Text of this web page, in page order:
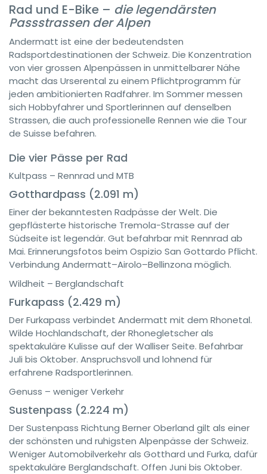
Rad und E-Bike – die legendärsten
Passstrassen der Alpen
Andermatt ist eine der bedeutendsten
Radsportdestinationen der Schweiz. Die Konzentration
von vier grossen Alpenpässen in unmittelbarer Nähe
macht das Urserental zu einem Pflichtprogramm für
jeden ambitionierten Radfahrer. Im Sommer messen
sich Hobbyfahrer und Sportlerinnen auf denselben
Strassen, die auch professionelle Rennen wie die Tour
de Suisse befahren.
Die vier Pässe per Rad
Kultpass – Rennrad und MTB
Gotthardpass (2.091 m)
Einer der bekanntesten Radpässe der Welt. Die
gepflästerte historische Tremola-Strasse auf der
Südseite ist legendär. Gut befahrbar mit Rennrad ab
Mai. Erinnerungsfotos beim Ospizio San Gottardo Pflicht.
Verbindung Andermatt–Airolo–Bellinzona möglich.
Wildheit – Berglandschaft
Furkapass (2.429 m)
Der Furkapass verbindet Andermatt mit dem Rhonetal.
Wilde Hochlandschaft, der Rhonegletscher als
spektakuläre Kulisse auf der Walliser Seite. Befahrbar
Juli bis Oktober. Anspruchsvoll und lohnend für
erfahrene Radsportlerinnen.
Genuss – weniger Verkehr
Sustenpass (2.224 m)
Der Sustenpass Richtung Berner Oberland gilt als einer
der schönsten und ruhigsten Alpenpässe der Schweiz.
Weniger Automobilverkehr als Gotthard und Furka, dafür
spektakuläre Berglandschaft. Offen Juni bis Oktober.